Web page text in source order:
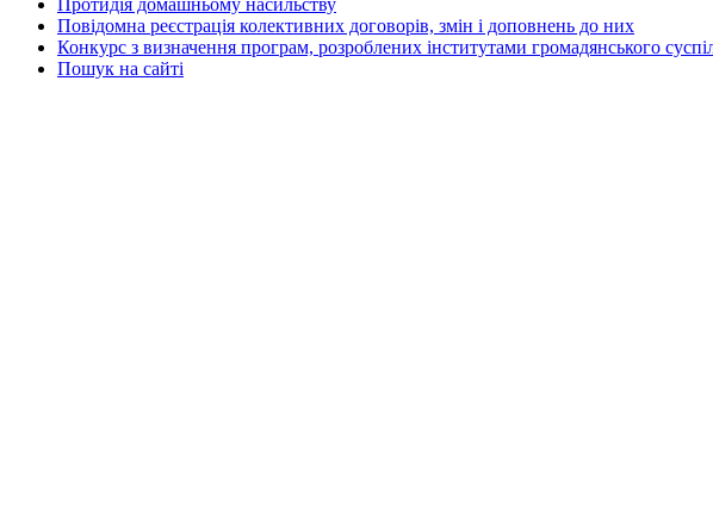
Протидія домашньому насильству
Повідомна реєстрація колективних договорів, змін і доповнень до них
Конкурс з визначення програм, розроблених інститутами громадянського
Пошук на сайті